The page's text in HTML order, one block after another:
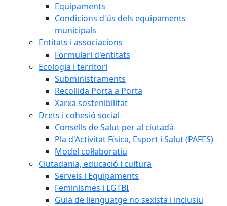
Equipaments
Condicions d'ús dels equipaments
municipals
Entitats i associacions
Formulari d'entitats
Ecologia i territori
Subministraments
Recollida Porta a Porta
Xarxa sostenibilitat
Drets i cohesió social
Consells de Salut per al ciutadà
Pla d'Activitat Física, Esport i Salut (PAFES)
Model col·laboratiu
Ciutadania, educació i cultura
Serveis i Equipaments
Feminismes i LGTBI
Guia de llenguatge no sexista i inclusiu